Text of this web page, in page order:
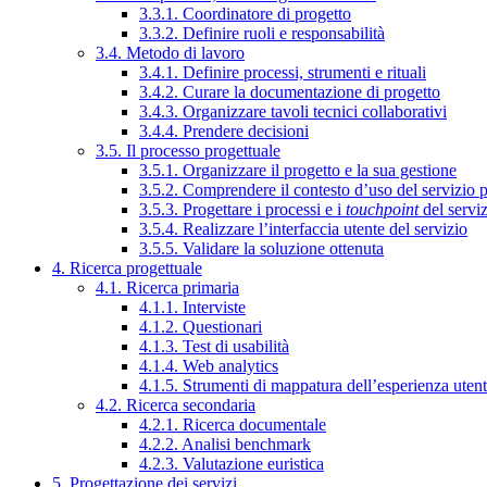
3.3.1. Coordinatore di progetto
3.3.2. Definire ruoli e responsabilità
3.4. Metodo di lavoro
3.4.1. Definire processi, strumenti e rituali
3.4.2. Curare la documentazione di progetto
3.4.3. Organizzare tavoli tecnici collaborativi
3.4.4. Prendere decisioni
3.5. Il processo progettuale
3.5.1. Organizzare il progetto e la sua gestione
3.5.2. Comprendere il contesto d’uso del servizio
3.5.3. Progettare i processi e i touchpointdel
3.5.4. Realizzare l’interfaccia utente del servizio
3.5.5. Validare la soluzione ottenuta
4. Ricerca progettuale
4.1. Ricerca primaria
4.1.1. Interviste
4.1.2. Questionari
4.1.3. Test di usabilità
4.1.4. Web analytics
4.1.5. Strumenti di mappatura dell’esperienza
4.2. Ricerca secondaria
4.2.1. Ricerca documentale
4.2.2. Analisi benchmark
4.2.3. Valutazione euristica
5. Progettazione dei servizi